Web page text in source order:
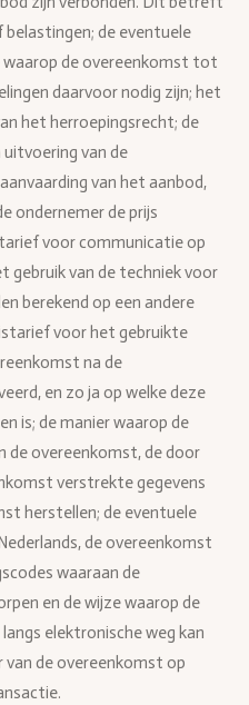
belastingen; de eventuele
waarop de overeenkomst tot
daarvoor nodig zijn; het
het herroepingsrecht; de
van de
van het aanbod,
ondernemer de prijs
voor communicatie op
gebruik van de techniek voor
berekend op een andere
voor het gebruikte
na de
en zo ja op welke deze
is; de manier waarop de
de overeenkomst, de door
verstrekte gegevens
herstellen; de eventuele
de overeenkomst
waaraan de
en de wijze waarop de
elektronische weg kan
van de overeenkomst op